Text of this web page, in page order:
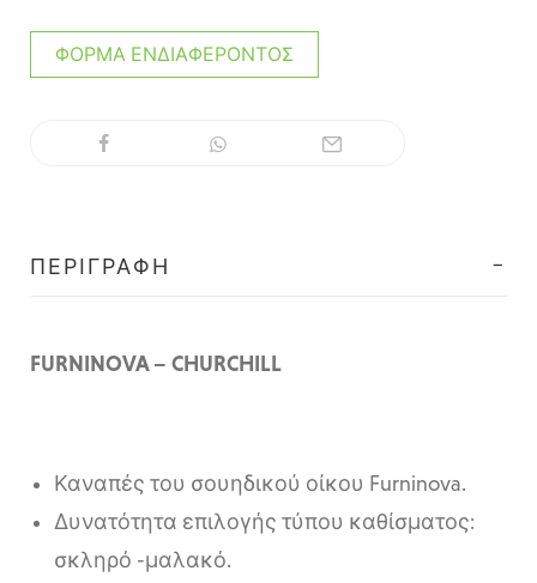
ΦΌΡΜΑ ΕΝΔΙΑΦΈΡΟΝΤΟΣ
ΠΕΡΙΓΡΑΦΉ
FURNINOVA – CHURCHILL
Καναπές του σουηδικού οίκου Furninova.
Δυνατότητα επιλογής τύπου καθίσματος:
σκληρό -μαλακό.